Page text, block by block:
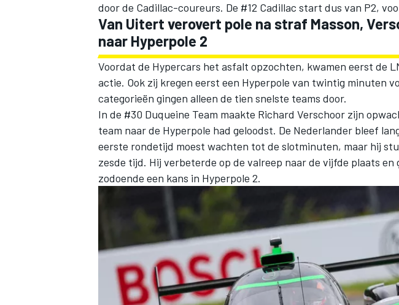
door de Cadillac-coureurs. De #12 Cadillac start dus van P2,
Van Uitert verovert pole na straf Masson,
naar Hyperpole 2
Voordat de Hypercars het asfalt opzochten, kwamen eerst de
actie. Ook zij kregen eerst een Hyperpole van twintig minuten
categorieën gingen alleen de tien snelste teams door.
In de #30 Duqueine Team maakte Richard Verschoor zijn
team naar de Hyperpole had geloodst. De Nederlander bleef
eerste rondetijd moest wachten tot de slotminuten, maar hij
zesde tijd. Hij verbeterde op de valreep naar de vijfde plaats en
zodoende een kans in Hyperpole 2.